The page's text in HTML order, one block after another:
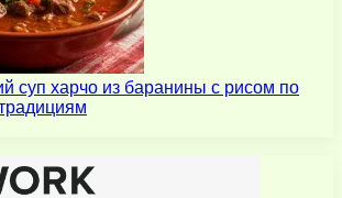
суп харчо из баранины с рисом по